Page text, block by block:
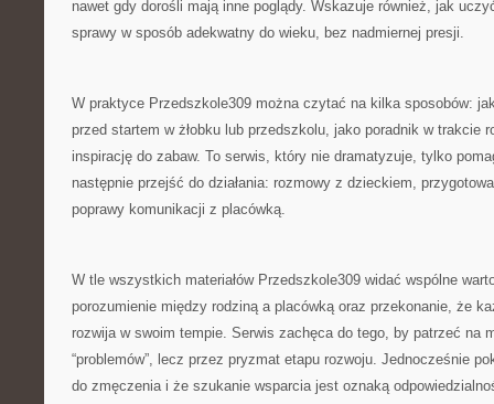
nawet gdy dorośli mają inne poglądy. Wskazuje również, jak
sprawy w sposób adekwatny do wieku, bez nadmiernej presji.
W praktyce Przedszkole309 można czytać na kilka sposobów:
przed startem w żłobku lub przedszkolu, jako poradnik w trakcie
inspirację do zabaw. To serwis, który nie dramatyzuje, tylko
następnie przejść do działania: rozmowy z dzieckiem,
poprawy komunikacji z placówką.
W tle wszystkich materiałów Przedszkole309 widać wspólne
porozumienie między rodziną a placówką oraz przekonanie, że
rozwija w swoim tempie. Serwis zachęca do tego, by patrzeć na
“problemów”, lecz przez pryzmat etapu rozwoju. Jednocześnie
do zmęczenia i że szukanie wsparcia jest oznaką